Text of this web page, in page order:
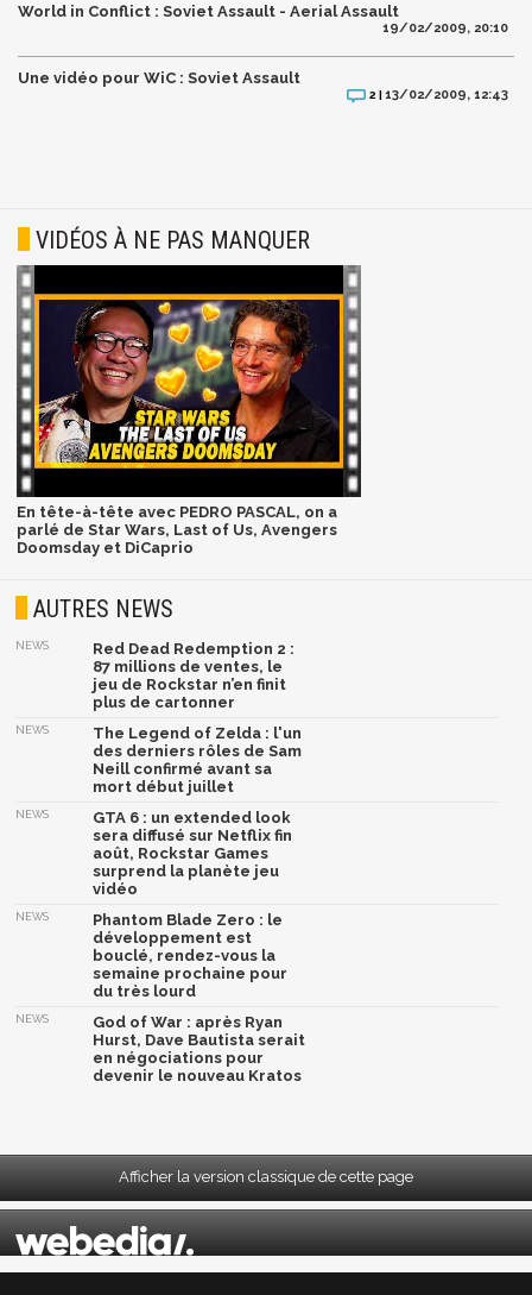
World in Conflict : Soviet Assault - Aerial Assault
19/02/2009, 20:10
Une vidéo pour WiC : Soviet Assault
2 |13/02/2009, 12:43
VIDÉOS À NE PAS MANQUER
En tête-à-tête avec PEDRO PASCAL, on a
parlé de Star Wars, Last of Us, Avengers
Doomsday et DiCaprio
AUTRES NEWS
NEWS
Red Dead Redemption 2 :
87 millions de ventes, le
jeu de Rockstar n’en finit
plus de cartonner
NEWS
The Legend of Zelda : l'un
des derniers rôles de Sam
Neill confirmé avant sa
mort début juillet
NEWS
GTA 6 : un extended look
sera diffusé sur Netflix fin
août, Rockstar Games
surprend la planète jeu
vidéo
NEWS
Phantom Blade Zero : le
développement est
bouclé, rendez-vous la
semaine prochaine pour
du très lourd
NEWS
God of War : après Ryan
Hurst, Dave Bautista serait
en négociations pour
devenir le nouveau Kratos
Afficher la version classique de cette page